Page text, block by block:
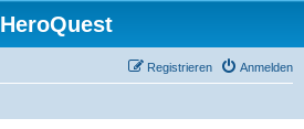
HeroQuest
Anmelden
Registrieren